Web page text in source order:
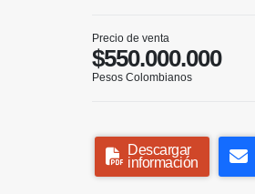
Precio de venta
$550.000.000
Pesos Colombianos
Descargar
información